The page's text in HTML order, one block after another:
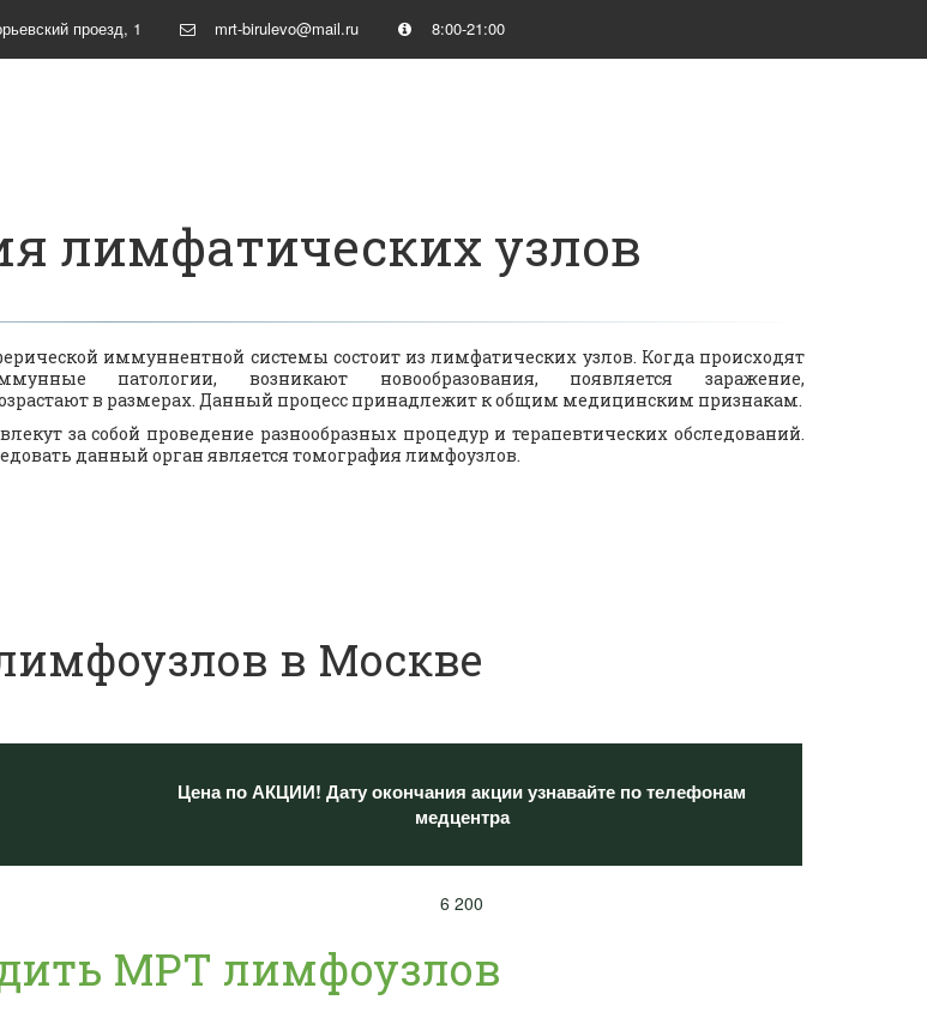
проезд, 1 mrt-birulevo@mail.ru 8:00-21:00
лимфатических узлов
иммуннентной системы состоит из лимфатических узлов. Когда происходят
патологии, возникают новообразования, появляется заражение,
в размерах. Данный процесс принадлежит к общим медицинским признакам.
за собой проведение разнообразных процедур и терапевтических обследований.
данный орган является томография лимфоузлов.
в Москве
Цена по АКЦИИ! Дату окончания акции узнавайте по телефонам
медцентра
6 200
МРТ лимфоузлов